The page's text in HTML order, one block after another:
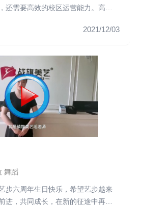
还需要高效的校区运营能力。高效
2021/12/03
舞蹈
步六周年生日快乐，希望艺步越来
进，共同成长，在新的征途中再谱